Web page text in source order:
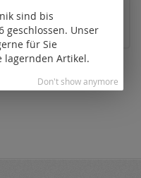
sichtbar.
sind bis
geschlossen. Unser
für Sie
lagernden Artikel.
Don't show anymore